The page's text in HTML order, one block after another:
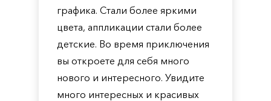
графика. Стали более яркими
цвета, аппликации стали более
детские. Во время приключения
вы откроете для себя много
нового и интересного. Увидите
много интересных и красивых